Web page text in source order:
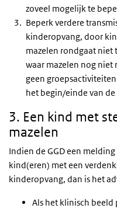
zoveel mogelijk te
Beperk verdere
kinderopvang, door
mazelen rondgaat niet
waar mazelen nog niet
geen
het begin/einde van
3. Een kind met
mazelen
Indien de GGD een
kind(eren) met een
kinderopvang, dan is het
Als het klinisch